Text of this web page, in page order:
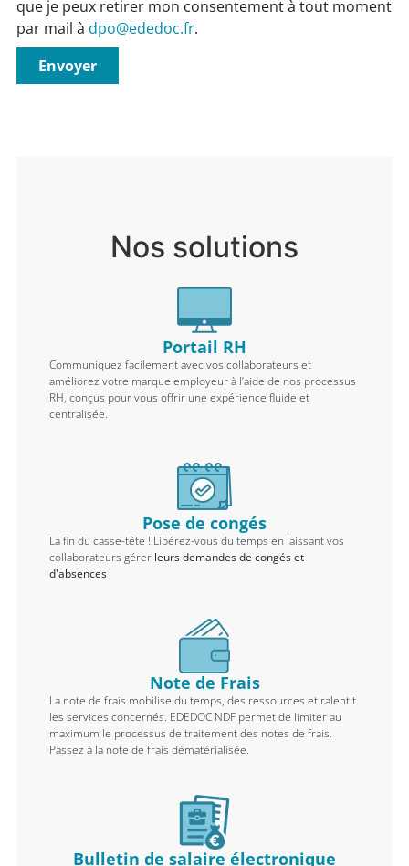
que je peux retirer mon consentement à tout moment
par mail à dpo@ededoc.fr.
Envoyer
Nos solutions
Portail RH
Communiquez facilement avec vos collaborateurs et
améliorez votre marque employeur à l’aide de nos processus
RH, conçus pour vous offrir une expérience fluide et
centralisée.
Pose de congés
La fin du casse-tête ! Libérez-vous du temps en laissant vos
collaborateurs gérer leurs demandes de congés et
d'absences
Note de Frais
La note de frais mobilise du temps, des ressources et ralentit
les services concernés. EDEDOC NDF permet de limiter au
maximum le processus de traitement des notes de frais.
Passez à la note de frais dématérialisée.
Bulletin de salaire électronique